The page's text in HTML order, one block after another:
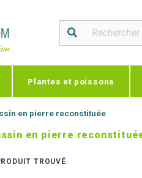
Plantes et poissons
en pierre reconstituée
en pierre
TROUVÉ